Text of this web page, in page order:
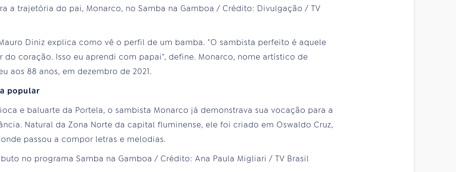
Diniz explica como vê o perfil de um bamba. "O sambista perfeito é aquele
do coração. Isso eu aprendi com papai", define. Monarco, nome artístico de
aos 88 anos, em dezembro de 2021.
popular
e baluarte da Portela, o sambista Monarco já demonstrava sua vocação para a
Natural da Zona Norte da capital fluminense, ele foi criado em Oswaldo Cruz,
passou a compor letras e melodias.